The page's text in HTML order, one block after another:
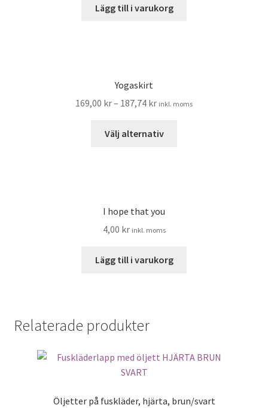
Lägg till i varukorg
Yogaskirt
169,00 kr– 187,74 kr inkl. moms
Välj alternativ
I hope that you
4,00 kr inkl. moms
Lägg till i varukorg
Relaterade produkter
Öljetter på fuskläder, hjärta, brun/svart